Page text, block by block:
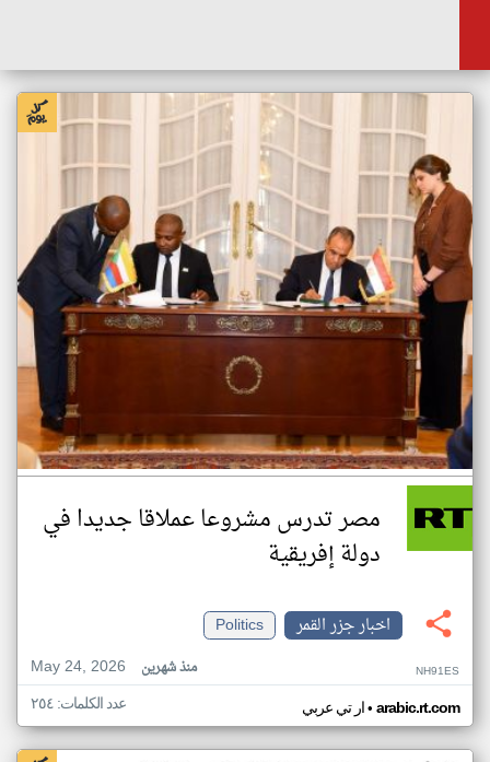
مصر تدرس مشروعا عملاقا جديدا في
دولة إفريقية
اخبار جزر القمر
Politics
May 24, 2026
منذ شهرين NH91ES
ار تي عربي• arabic.rt.com عدد الكلمات: ٢٥٤